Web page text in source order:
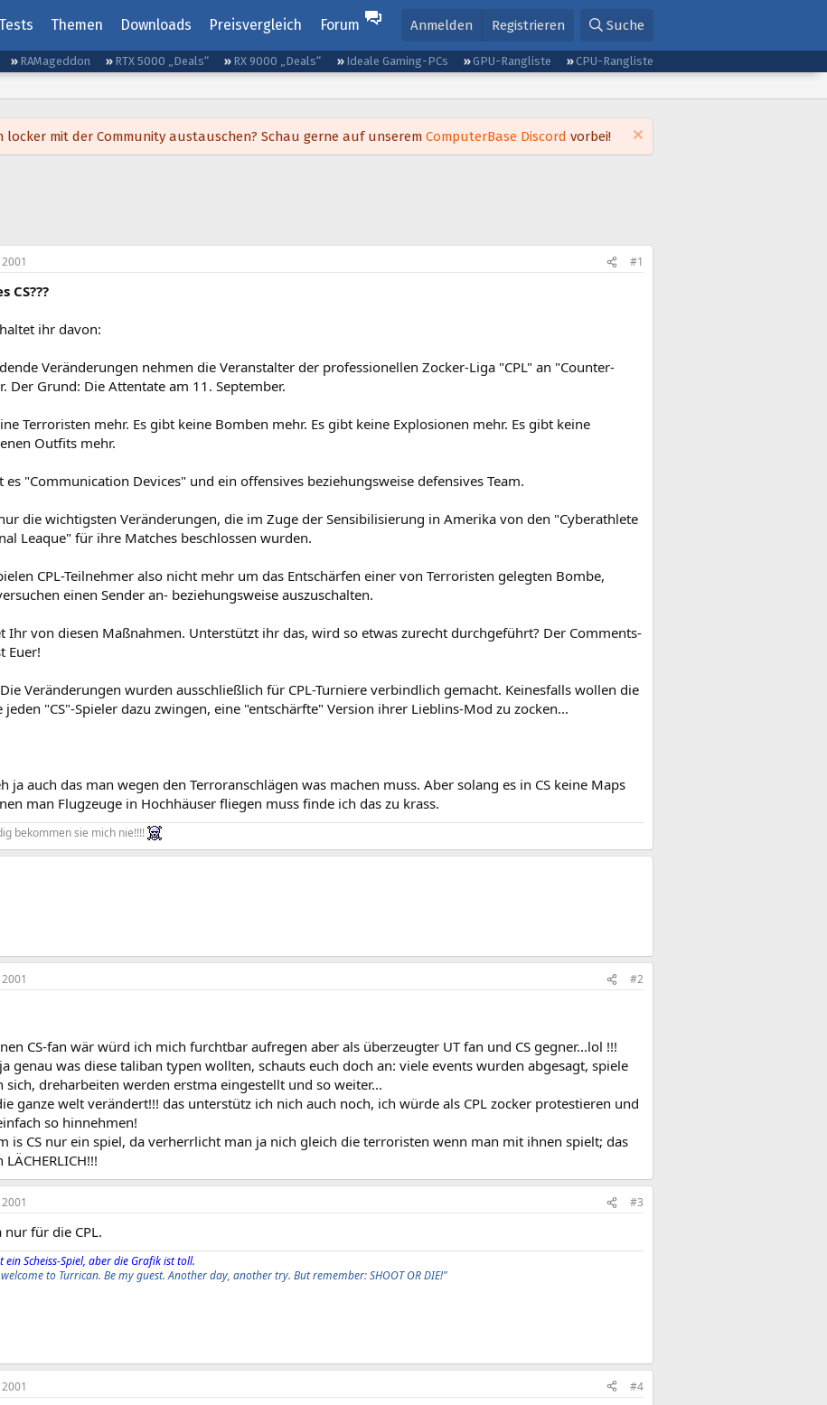
Tests Themen Downloads Preisvergleich Forum Anmelden Registrieren Suche
RAMageddon RTX 5000 „Deals“ RX 9000 „Deals“ Ideale Gaming-PCs GPU-Rangliste
CPU-Rangliste
mit der Community austauschen? Schau gerne auf unserem ComputerBase Discord vorbei!
#1
CS???
ihr davon:
Veränderungen nehmen die Veranstalter der professionellen Zocker-Liga "CPL" an "Counter-
Der Grund: Die Attentate am 11. September.
Terroristen mehr. Es gibt keine Bomben mehr. Es gibt keine Explosionen mehr. Es gibt keine
Outfits mehr.
es "Communication Devices" und ein offensives beziehungsweise defensives Team.
die wichtigsten Veränderungen, die im Zuge der Sensibilisierung in Amerika von den "Cyberathlete
Leaque" für ihre Matches beschlossen wurden.
CPL-Teilnehmer also nicht mehr um das Entschärfen einer von Terroristen gelegten Bombe,
einen Sender an- beziehungsweise auszuschalten.
Ihr von diesen Maßnahmen. Unterstützt ihr das, wird so etwas zurecht durchgeführt? Der Comments-
Euer!
Veränderungen wurden ausschließlich für CPL-Turniere verbindlich gemacht. Keinesfalls wollen die
jeden "CS"-Spieler dazu zwingen, eine "entschärfte" Version ihrer Lieblins-Mod zu zocken...
ja auch das man wegen den Terroranschlägen was machen muss. Aber solang es in CS keine Maps
man Flugzeuge in Hochhäuser fliegen muss finde ich das zu krass.
bekommen sie mich nie!!!!
#2
CS-fan wär würd ich mich furchtbar aufregen aber als überzeugter UT fan und CS gegner...lol !!!
genau was diese taliban typen wollten, schauts euch doch an: viele events wurden abgesagt, spiele
sich, dreharbeiten werden erstma eingestellt und so weiter...
ganze welt verändert!!! das unterstütz ich nich auch noch, ich würde als CPL zocker protestieren und
so hinnehmen!
is CS nur ein spiel, da verherrlicht man ja nich gleich die terroristen wenn man mit ihnen spielt; das
#3
nur für die CPL.
ein Scheiss-Spiel, aber die Grafik ist toll.
to Turrican. Be my guest. Another day, another try. But remember: SHOOT OR DIE!"
#4